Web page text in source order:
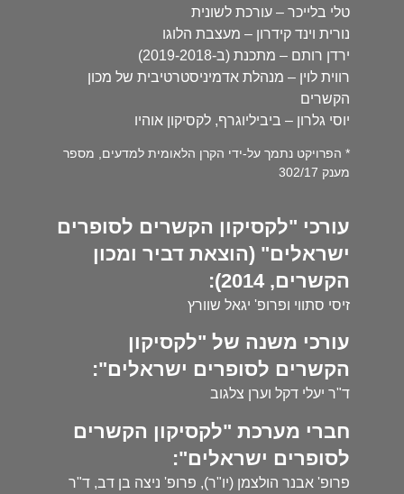
טלי בלייכר – עורכת לשונית
נורית וינד קידרון – מעצבת הלוגו
ירדן רותם – מתכנת (ב-2019-2018)
רווית לוין – מנהלת אדמיניסטרטיבית של מכון
הקשרים
יוסי גלרון – ביביליוגרף, לקסיקון אוהיו
* הפרויקט נתמך על-ידי הקרן הלאומית למדעים, מספר
מענק 302/17
עורכי "לקסיקון הקשרים לסופרים
ישראלים" (הוצאת דביר ומכון
הקשרים, 2014):
זיסי סתווי ופרופ' יגאל שוורץ
עורכי משנה של "לקסיקון
הקשרים לסופרים ישראלים":
ד"ר יעלי דקל וערן צלגוב
חברי מערכת "לקסיקון הקשרים
לסופרים ישראלים":
פרופ' אבנר הולצמן (יו"ר), פרופ' ניצה בן דב, ד"ר